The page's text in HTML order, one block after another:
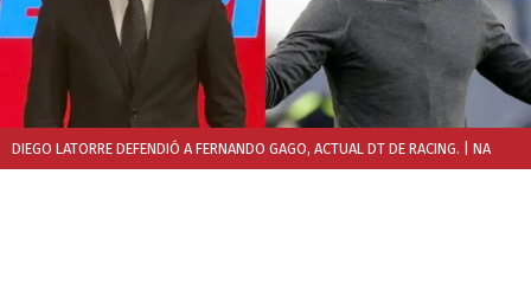
DIEGO LATORRE DEFENDIÓ A FERNANDO GAGO, ACTUAL DT DE RACING. | NA